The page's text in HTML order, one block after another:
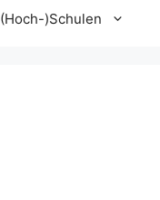
(Hoch-)Schulen